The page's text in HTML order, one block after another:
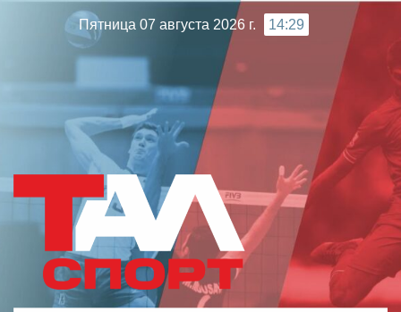
Пятница 07 августа 2026 г. 14:29